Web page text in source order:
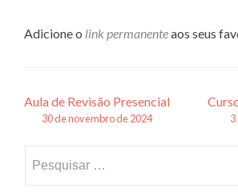
Adicione o link permanenteaos seus
Navegação
posts
Aula de Revisão Presencial
30 de novembro de 2024
por: